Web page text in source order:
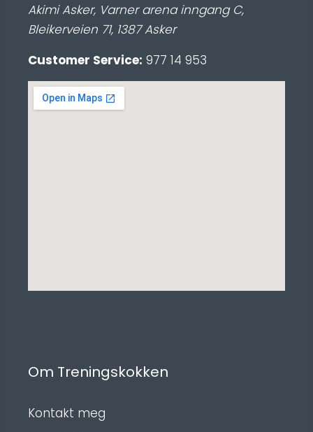
Akimi Asker, Varner arena inngang C,
Bleikerveien 71, 1387 Asker
Customer Service: 977 14 953
Om Treningskokken
Kontakt meg